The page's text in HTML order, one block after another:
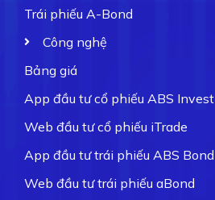
Trái phiếu A-Bond
Công nghệ
Bảng giá
App đầu tư cổ phiếu ABS Invest
Web đầu tư cổ phiếu iTrade
App đầu tư trái phiếu ABS Bond
Web đầu tư trái phiếu aBond